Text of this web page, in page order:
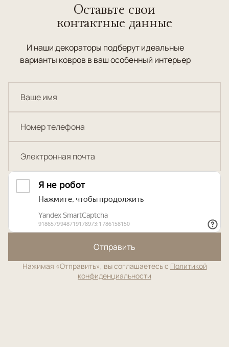
Оставьте свои
контактные данные
И наши декораторы подберут идеальные
варианты ковров в ваш особенный интерьер
Отправить
Нажимая «Отправить», вы соглашаетесь с Политикой
конфиденциальности